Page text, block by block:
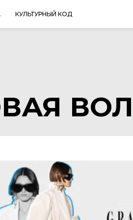
КУЛЬТУРНЫЙ КОД